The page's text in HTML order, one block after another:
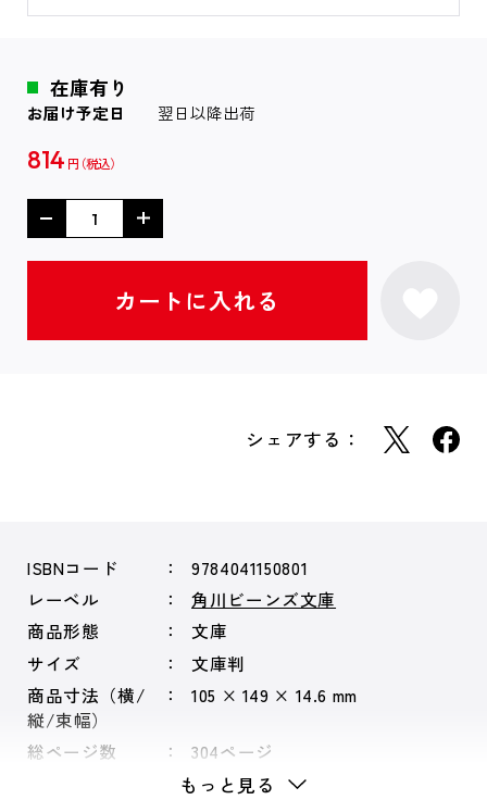
在庫有り
お届け予定日 翌日以降出荷
814 円
シェアする：
ISBNコード
9784041150801
レーベル
角川ビーンズ文庫
商品形態
文庫
サイズ
文庫判
商品寸法（横/
縦/束幅）
105 × 149 × 14.6 mm
総ページ数 304ページ
もっと見る